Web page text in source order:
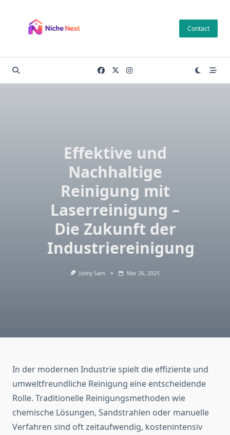
content
Contact
Effektive und
Nachhaltige
Reinigung mit
Laserreinigung –
Die Zukunft der
Industriereinigung
Johny Sam Mar 26, 2025
In der modernen Industrie spielt die effiziente und
umweltfreundliche Reinigung eine entscheidende
Rolle. Traditionelle Reinigungsmethoden wie
chemische Lösungen, Sandstrahlen oder manuelle
Verfahren sind oft zeitaufwendig, kostenintensiv